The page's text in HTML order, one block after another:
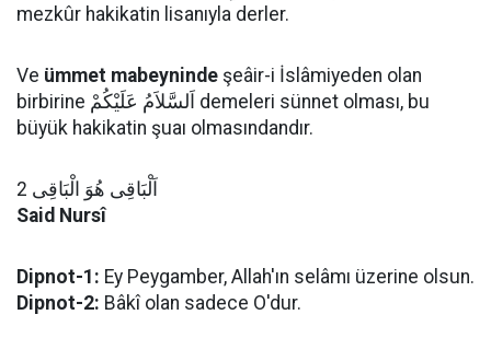
mezkûr hakikatin lisanıyla derler.
Ve ümmet mabeyninde şeâir-i İslâmiyeden olan
birbirine اَلسَّلاَمُ عَلَيْكُمْ demeleri sünnet olması, bu
büyük hakikatin şuaı olmasındandır.
اَلْبَاقِى هُوَ الْبَاقِى 2
Said Nursî
Dipnot-1: Ey Peygamber, Allah'ın selâmı üzerine olsun.
Dipnot-2: Bâkî olan sadece O'dur.